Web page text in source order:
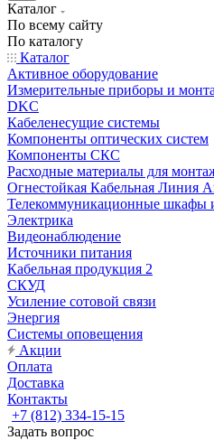
Каталог
По всему сайту
По каталогу
Каталог
Активное оборудование
Измерительные приборы и
DKC
Кабеленесущие системы
Компоненты оптических систем
Компоненты СКС
Расходные материалы для
Огнестойкая Кабельная Линия
Телекоммуникационные шкафы
Электрика
Видеонаблюдение
Источники питания
Кабельная продукция 2
СКУД
Усиление сотовой связи
Энергия
Системы оповещения
Акции
Оплата
Доставка
Контакты
+7 (812) 334-15-15
Задать вопрос